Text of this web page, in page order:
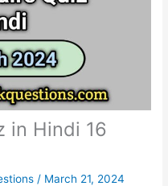
in Hindi 16
/ March 21, 2024